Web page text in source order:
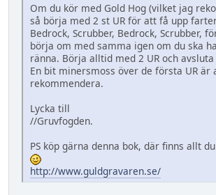
Om du kör med Gold Hog (vilket jag
så börja med 2 st UR för att få upp
Bedrock, Scrubber, Bedrock, Scrubber,
börja om med samma igen om du ska
ränna. Börja alltid med 2 UR och
En bit minersmoss över de första UR är
rekommendera.
Lycka till
//Gruvfogden.
PS köp gärna denna bok, där finns allt
http://www.guldgravaren.se/